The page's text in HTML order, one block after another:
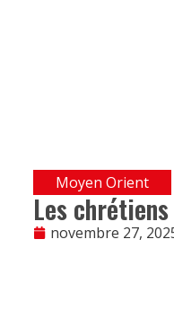
Moyen Orient
Les
novembre 27,